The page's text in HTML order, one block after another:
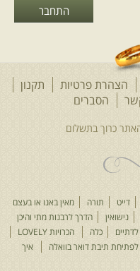
הצהרת פרטיות
תקנון
הסברים
דייט תורה
מאין באנו או בעצם
נישואין
הדרך לרבנות מתי והיכן
כלה
הכרויות LOVELY
לפתיחת תיבת דואר בוואלה
איך